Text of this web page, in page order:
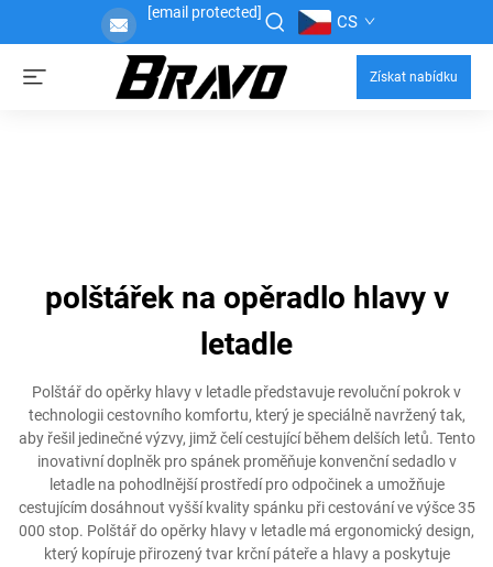
[email protected] CS
Získat nabídku
polštářek na opěradlo hlavy v
letadle
Polštář do opěrky hlavy v letadle představuje revoluční pokrok v
technologii cestovního komfortu, který je speciálně navržený tak,
aby řešil jedinečné výzvy, jimž čelí cestující během delších letů. Tento
inovativní doplněk pro spánek proměňuje konvenční sedadlo v
letadle na pohodlnější prostředí pro odpočinek a umožňuje
cestujícím dosáhnout vyšší kvality spánku při cestování ve výšce 35
000 stop. Polštář do opěrky hlavy v letadle má ergonomický design,
který kopíruje přirozený tvar krční páteře a hlavy a poskytuje